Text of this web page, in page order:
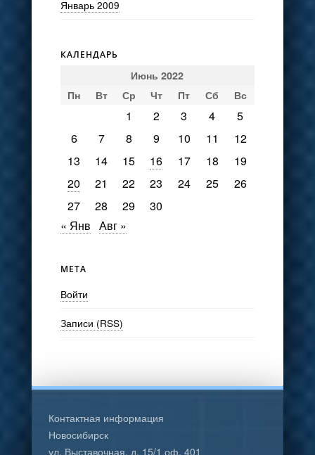
Январь 2009
КАЛЕНДАРЬ
Июнь 2022
Пн
Вт Ср Чт Пт Сб Вс
1 2 3 4
5
6
7 8 9 10 11
12
13
14 15 16 17 18
19
20
21 22 23 24 25
26
27
28 29
30
« Янв Авг »
МЕТА
Войти
Записи (RSS)
Контактная информация
Новосибирск
ул. Выставочная, д. 15/1 оф. 401